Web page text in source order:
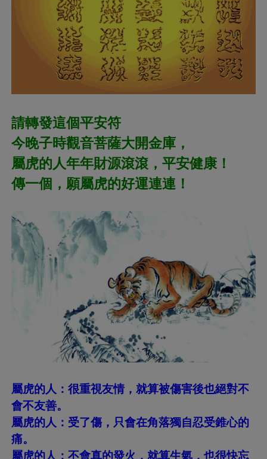
請轉發這個平安符
今晚子時觀音菩薩大開金庫，
屬虎的人年年財源滾滾，平安健康！
傳一個，願屬虎的好運連連！
屬虎的人：很重視友情，就算被傷害後也絕對不
會不友善。
屬虎的人：受了傷，只會在角落獨自忍受錐心的
痛。
屬虎的人：不會真的發火，就算生氣，也很快忘